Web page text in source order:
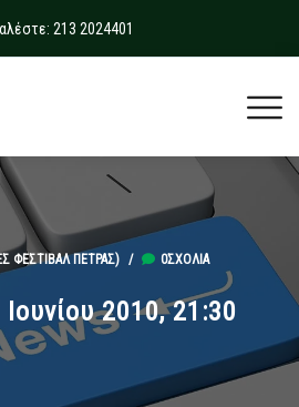
213 2024401
ΦΕΣΤΙΒΆΛ ΠΈΤΡΑΣ)/ 0ΣΧΌΛΙΑ
2010, 21:30